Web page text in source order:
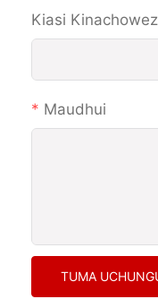
Kiasi
Maudhui
TUMA